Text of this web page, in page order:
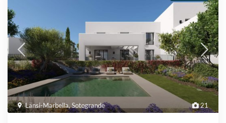
21
Länsi-Marbella,Sotogrande